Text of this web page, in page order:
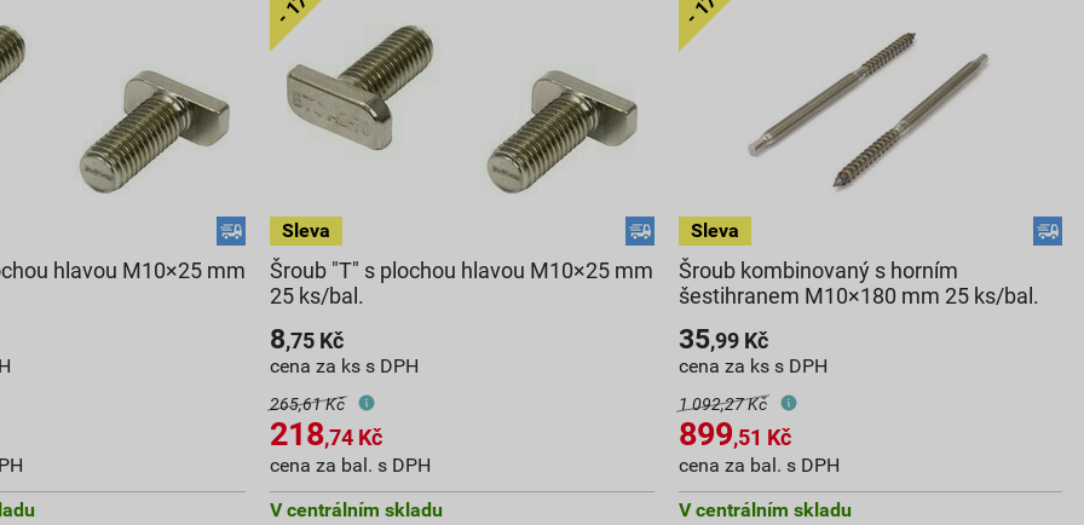
hlavou M10×25 mm
Šroub "T" s plochou hlavou M10×25 mm
25 ks/bal.
8,75 Kč
cena za ks s DPH
265,61 Kč
218,74 Kč
cena za bal. s DPH
V centrálním skladu
Šroub kombinovaný s horním
šestihranem M10×180 mm 25 ks/bal.
35,99Kč
cena za ks s DPH
1 092,27 Kč
899,51 Kč
cena za bal. s DPH
V centrálním skladu